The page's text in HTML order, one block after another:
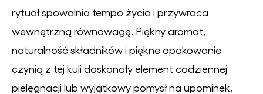
rytuał spowalnia tempo życia i przywraca
wewnętrzną równowagę. Piękny aromat,
naturalność składników i piękne opakowanie
czynią z tej kuli doskonały element codziennej
pielęgnacji lub wyjątkowy pomysł na upominek.